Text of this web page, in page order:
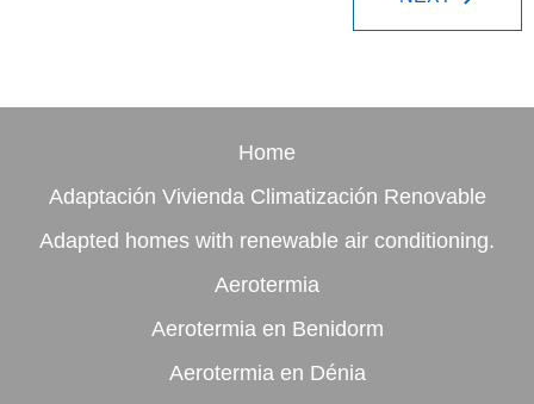
Home
Adaptación Vivienda Climatización Renovable
Adapted homes with renewable air conditioning.
Aerotermia
Aerotermia en Benidorm
Aerotermia en Dénia